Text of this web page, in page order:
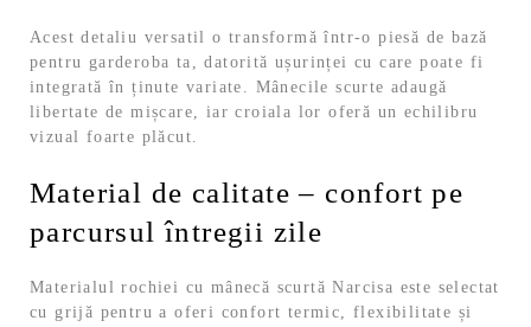
Acest detaliu versatil o transformă într-o piesă de bază
pentru garderoba ta, datorită ușurinței cu care poate fi
integrată în ținute variate. Mânecile scurte adaugă
libertate de mișcare, iar croiala lor oferă un echilibru
vizual foarte plăcut.
Material de calitate – confort pe
parcursul întregii zile
Materialul rochiei cu mânecă scurtă Narcisa este selectat
cu grijă pentru a oferi confort termic, flexibilitate și